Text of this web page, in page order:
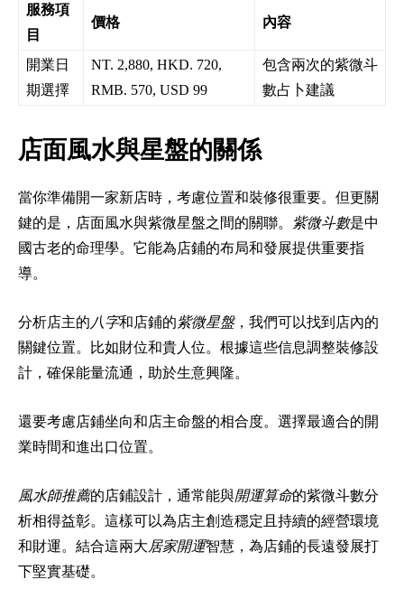
服務項
目
價格 內容
開業日
期選擇
NT. 2,880, HKD. 720,
RMB. 570, USD 99
包含兩次的紫微斗
數占卜建議
店面風水與星盤的關係
當你準備開一家新店時，考慮位置和裝修很重要。但更關
鍵的是，店面風水與紫微星盤之間的關聯。
紫微斗數是中
國古老的命理學。它能為店鋪的布局和發展提供重要指
導。
分析店主的 八字和店鋪的紫微星盤，我們可以找到店內的
關鍵位置。比如財位和貴人位。根據這些信息調整裝修設
計，確保能量流通，助於生意興隆。
還要考慮店鋪坐向和店主命盤的相合度。選擇最適合的開
業時間和進出口位置。
風水師推薦的店鋪設計，通常能與開運算命的紫微斗數分
析相得益彰。這樣可以為店主創造穩定且持續的經營環境
和財運。結合這兩大 居家開運智慧，為店鋪的長遠發展打
下堅實基礎。